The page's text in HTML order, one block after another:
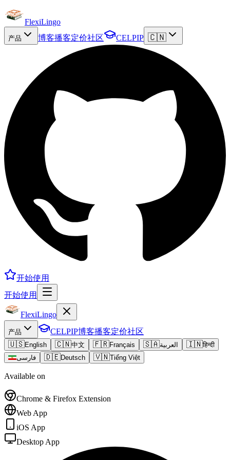
FlexiLingo
产品 博客播客定价社区 CELPIP 🇨🇳
开始使用
开始使用
FlexiLingo
产品 CELPIP博客播客定价社区
🇺🇸English 🇨🇳中文 🇫🇷Français 🇸🇦العربية 🇮🇳हिन्दी
فارسی
🇩🇪Deutsch 🇻🇳Tiếng Việt
Available on
Chrome & Firefox Extension
Web App
iOS App
Desktop App